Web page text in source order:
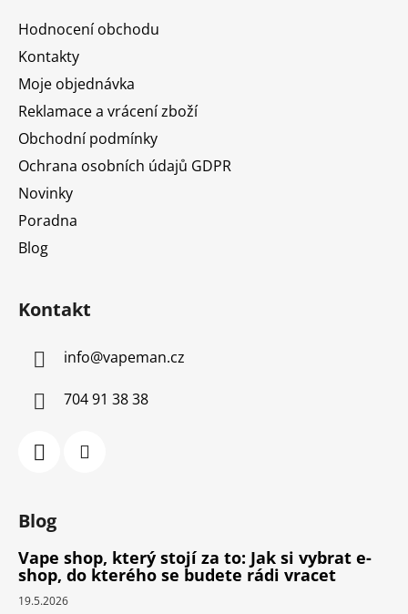
Hodnocení obchodu
Kontakty
Moje objednávka
Reklamace a vrácení zboží
Obchodní podmínky
Ochrana osobních údajů GDPR
Novinky
Poradna
Blog
Kontakt
info@vapeman.cz
704 91 38 38
Blog
Vape shop, který stojí za to: Jak si vybrat e-
shop, do kterého se budete rádi vracet
19.5.2026